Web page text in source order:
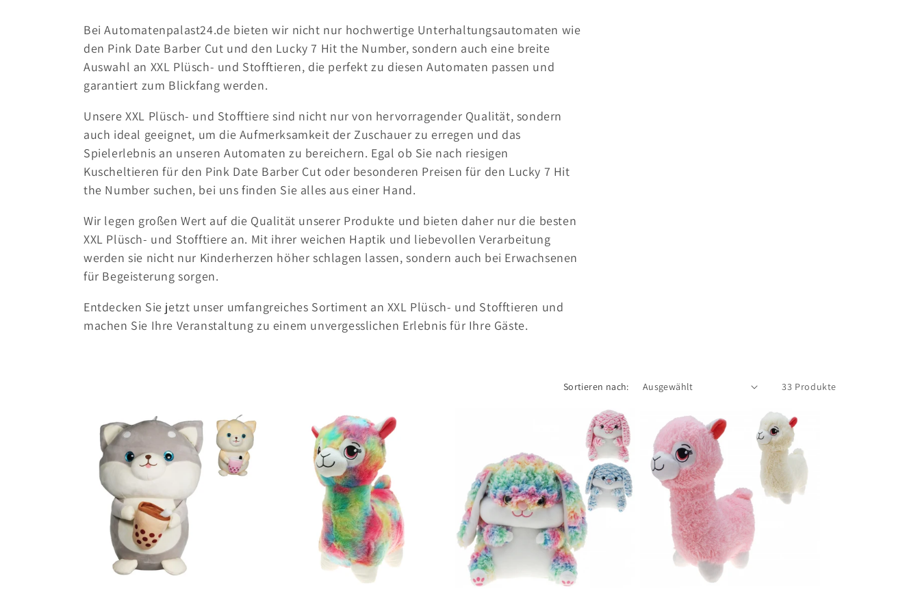
g
o
r
i
e
:
Bei Automatenpalast24.de bieten wir nicht nur hochwertige Unterhaltungsautomaten wie
den Pink Date Barber Cut und den Lucky 7 Hit the Number, sondern auch eine breite
Auswahl an XXL Plüsch- und Stofftieren, die perfekt zu diesen Automaten passen und
garantiert zum Blickfang werden.
Unsere XXL Plüsch- und Stofftiere sind nicht nur von hervorragender Qualität, sondern
auch ideal geeignet, um die Aufmerksamkeit der Zuschauer zu erregen und das
Spielerlebnis an unseren Automaten zu bereichern. Egal ob Sie nach riesigen
Kuscheltieren für den Pink Date Barber Cut oder besonderen Preisen für den Lucky 7 Hit
the Number suchen, bei uns finden Sie alles aus einer Hand.
Wir legen großen Wert auf die Qualität unserer Produkte und bieten daher nur die besten
XXL Plüsch- und Stofftiere an. Mit ihrer weichen Haptik und liebevollen Verarbeitung
werden sie nicht nur Kinderherzen höher schlagen lassen, sondern auch bei Erwachsenen
für Begeisterung sorgen.
Entdecken Sie jetzt unser umfangreiches Sortiment an XXL Plüsch- und Stofftieren und
machen Sie Ihre Veranstaltung zu einem unvergesslichen Erlebnis für Ihre Gäste.
Sortieren nach: 33 Produkte